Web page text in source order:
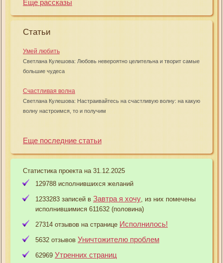
Еще рассказы
Статьи
Умей любить
Светлана Кулешова: Любовь невероятно целительна и творит самые
большие чудеса
Счастливая волна
Светлана Кулешова: Настраивайтесь на счастливую волну: на какую
волну настроимся, то и получим
Еще последние статьи
Статистика проекта на 31.12.2025
129788 исполнившихся желаний
1233283 записей в Завтра я хочу , из них помечены
исполнившимися 611632 (половина)
27314 отзывов на странице Исполнилось!
5632 отзывов Уничтожителю проблем
62969 Утренних страниц